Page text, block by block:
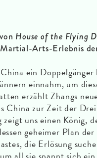
House of the Flying
Arts-Erlebnis
ein Doppelgänger
einnahm, um
erzählt Zhangs
China zur Zeit der
uns einen König,
geheimer Plan
die Erlösung